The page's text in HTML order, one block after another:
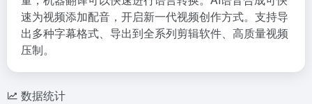
速为视频添加配音，开启新一代视频创作方式。支持导
出多种字幕格式、导出到全系列剪辑软件、高质量视频
压制。
数据统计